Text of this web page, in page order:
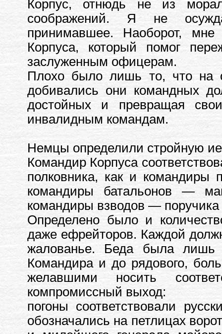
Корпус, отнюдь не из
соображений. Я не
принимавшее. Наоборот, мне
Корпуса, который помог
заслуженным офицерам.
Плохо было лишь то, что на
добивались они командных
достойных и превращая
инвалидным командам.
Немцы определили стройную
Командир Корпуса
полковника, как и командиры
командиры батальонов —
командиры взводов — поручика
Определено было и
даже ефрейторов. Каждой
жалованье. Беда была
Командира и до рядового,
желавшими носить
компромиссный выход:
погоны соответствовали
обозначались на петлицах